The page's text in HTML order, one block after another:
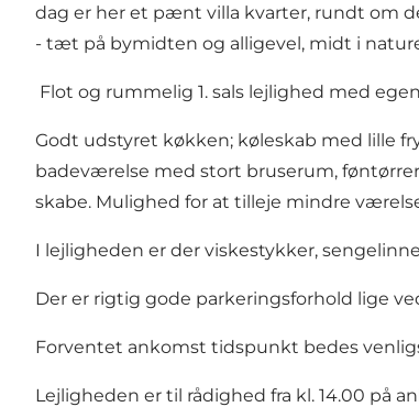
dag er her et pænt villa kvarter, rundt om
- tæt på bymidten og alligevel, midt i
Flot og rummelig 1. sals lejlighed med
Godt udstyret køkken; køleskab med lille
badeværelse med stort bruserum,
skabe. Mulighed for at tilleje mindre
I lejligheden er der viskestykker,
Der er rigtig gode parkeringsforhold lige
Forventet ankomst tidspunkt bedes
Lejligheden er til rådighed fra kl. 14.00 på